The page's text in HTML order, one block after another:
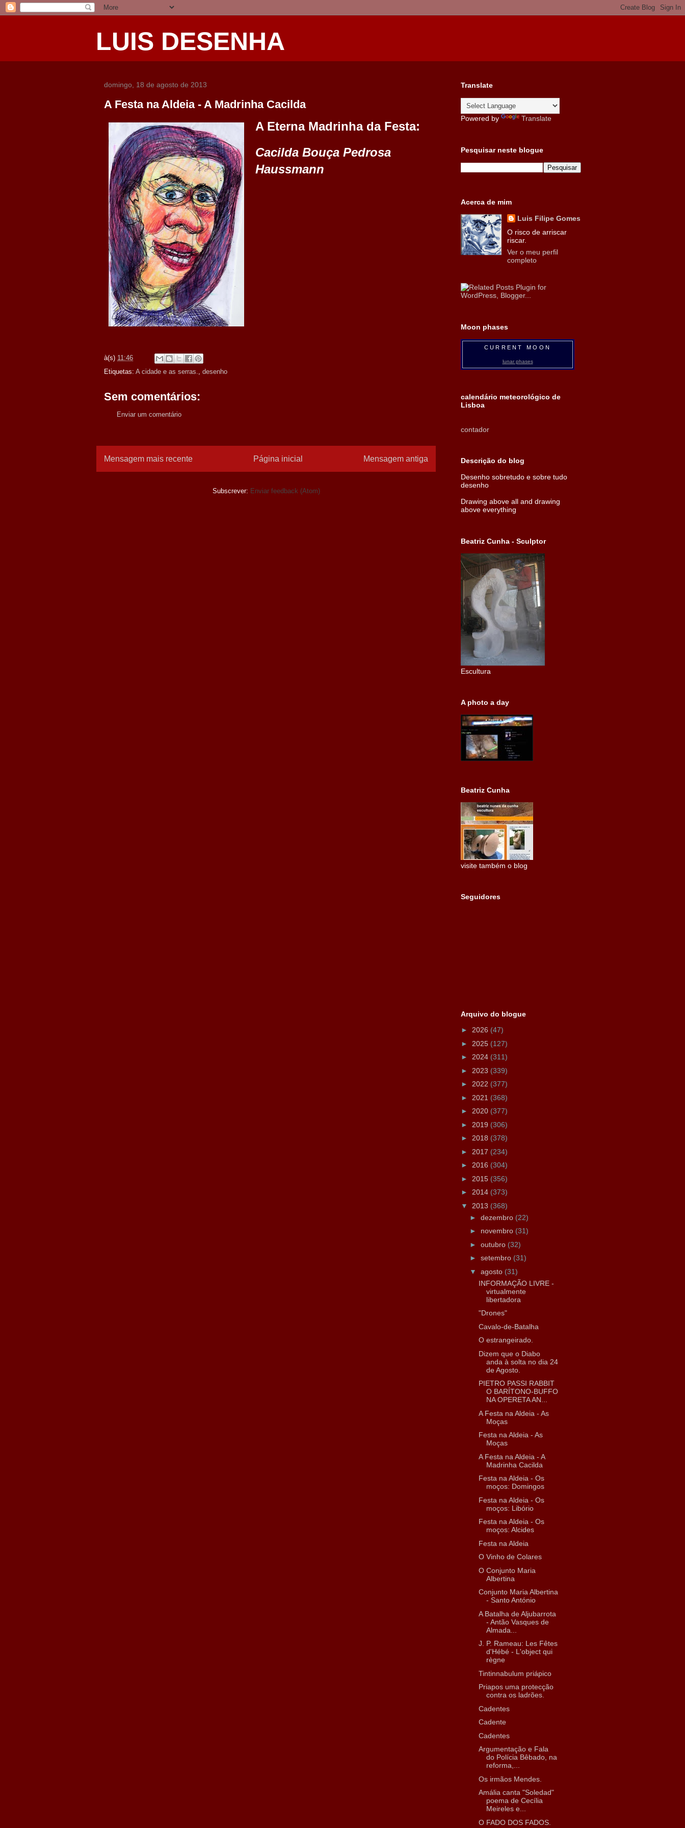
LUIS DESENHA
domingo, 18 de agosto de 2013
A Festa na Aldeia - A Madrinha Cacilda
A Eterna Madrinha da Festa:
Cacilda Bouça Pedrosa
Haussmann
à(s) 11:46
Etiquetas: A cidade e as serras., desenho
Sem comentários:
Enviar um comentário
Mensagem mais recente Mensagem antiga
Página inicial
Subscrever: Enviar feedback (Atom)
Translate
Powered by Translate
Pesquisar neste blogue
Acerca de mim
Luis Filipe Gomes
O risco de arriscar
riscar.
Ver o meu perfil
completo
Moon phases
CURRENT MOON
lunar phases
calendário meteorológico de
Lisboa
contador
Descrição do blog
Desenho sobretudo e sobre tudo
desenho
Drawing above all and drawing
above everything
Beatriz Cunha - Sculptor
Escultura
A photo a day
Beatriz Cunha
visite também o blog
Seguidores
Arquivo do blogue
► 2026 (47)
► 2025 (127)
► 2024 (311)
► 2023 (339)
► 2022 (377)
► 2021 (368)
► 2020 (377)
► 2019 (306)
► 2018 (378)
► 2017 (234)
► 2016 (304)
► 2015 (356)
► 2014 (373)
▼ 2013 (368)
► dezembro (22)
► novembro (31)
► outubro (32)
► setembro (31)
▼ agosto (31)
INFORMAÇÃO LIVRE -
virtualmente
libertadora
"Drones"
Cavalo-de-Batalha
O estrangeirado.
Dizem que o Diabo
anda à solta no dia 24
de Agosto.
PIETRO PASSI RABBIT
O BARÍTONO-BUFFO
NA OPERETA AN...
A Festa na Aldeia - As
Moças
Festa na Aldeia - As
Moças
A Festa na Aldeia - A
Madrinha Cacilda
Festa na Aldeia - Os
moços: Domingos
Festa na Aldeia - Os
moços: Libório
Festa na Aldeia - Os
moços: Alcides
Festa na Aldeia
O Vinho de Colares
O Conjunto Maria
Albertina
Conjunto Maria Albertina
- Santo António
A Batalha de Aljubarrota
- Antão Vasques de
Almada...
J. P. Rameau: Les Fêtes
d'Hébé - L'object qui
règne
Tintinnabulum priápico
Priapos uma protecção
contra os ladrões.
Cadentes
Cadente
Cadentes
Argumentação e Fala
do Polícia Bêbado, na
reforma,...
Os irmãos Mendes.
Amália canta "Soledad"
poema de Cecília
Meireles e...
O FADO DOS FADOS.